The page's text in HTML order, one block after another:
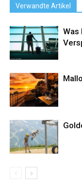
Verwandte Artikel
Was